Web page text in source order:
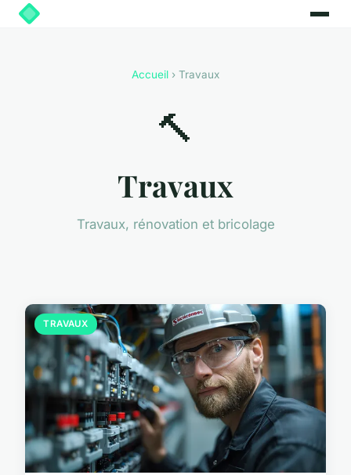
Accueil › Travaux
🔨
Travaux
Travaux, rénovation et bricolage
TRAVAUX